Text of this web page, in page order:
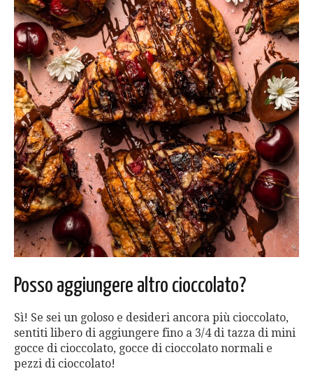
Posso aggiungere altro cioccolato?
Sì! Se sei un goloso e desideri ancora più cioccolato,
sentiti libero di aggiungere fino a 3/4 di tazza di mini
gocce di cioccolato, gocce di cioccolato normali e
pezzi di cioccolato!